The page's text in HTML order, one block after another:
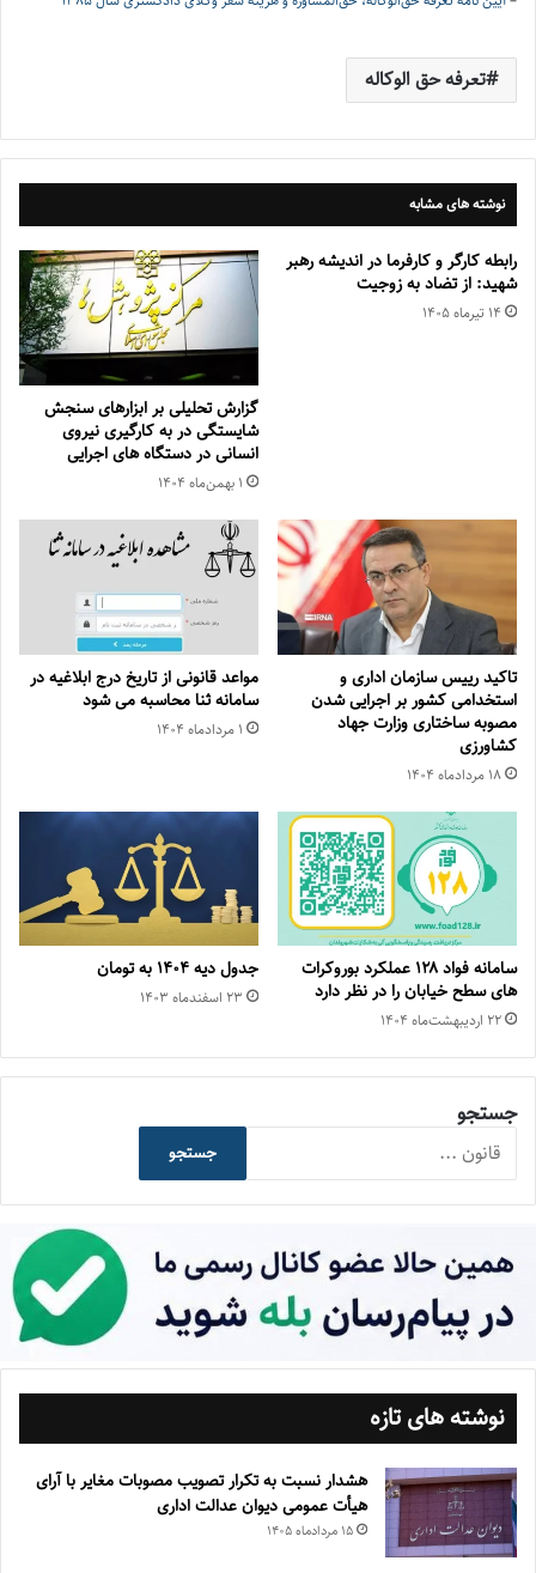
تعرفه حق الوکاله
نوشته های مشابه
رابطه کارگر و کارفرما در اندیشه رهبر
شهید: از تضاد به زوجیت
۱۴ تیر‌ماه ۱۴۰۵
گزارش تحلیلی بر ابزارهای سنجش
شایستگی در به کارگیری نیروی
انسانی در دستگاه های اجرایی
۱ بهمن‌ماه ۱۴۰۴
تاکید رییس سازمان اداری و
استخدامی کشور بر اجرایی شدن
مصوبه ساختاری وزارت جهاد
کشاورزی
۱۸ مرداد‌ماه ۱۴۰۴
مواعد قانونی از تاریخ درج ابلاغیه در
سامانه ثنا محاسبه می شود
۱ مرداد‌ماه ۱۴۰۴
سامانه فواد ۱۲۸ عملکرد بوروکرات
های سطح خیابان را در نظر دارد
۲۲ اردیبهشت‌ماه ۱۴۰۴
جدول دیه ۱۴۰۴ به تومان
۲۳ اسفند‌ماه ۱۴۰۳
جستجو
جستجو
نوشته های تازه
هشدار نسبت به تکرار تصویب مصوبات مغایر با آرای
هیأت عمومی دیوان عدالت اداری
۱۵ مرداد‌ماه ۱۴۰۵